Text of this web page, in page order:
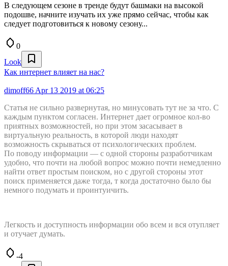
В следующем сезоне в тренде будут башмаки на высокой
подошве, начните изучать их уже прямо сейчас, чтобы как
следует подготовиться к новому сезону...
0
Look
Как интернет влияет на нас?
dimoff66 Apr 13 2019 at 06:25
Статья не сильно развернутая, но минусовать тут не за что. С
каждым пунктом согласен. Интернет дает огромное кол-во
приятных возможностей, но при этом засасывает в
виртуальную реальность, в которой люди находят
возможность скрываться от психологических проблем.
По поводу информации — с одной стороны разработчикам
удобно, что почти на любой вопрос можно почти немедленно
найти ответ простым поиском, но с другой стороны этот
поиск применяется даже тогда, т когда достаточно было бы
немного подумать и проинтуичить.
Легкость и доступность информации обо всем и вся отупляет
и отучает думать.
-4